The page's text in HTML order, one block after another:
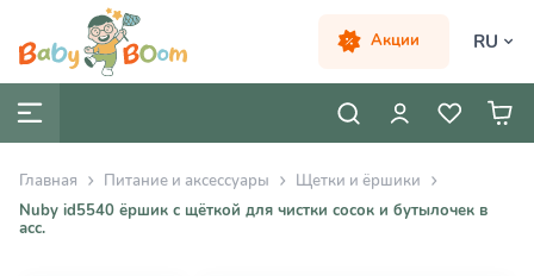
Акции RU
Главная Питание и аксессуары
Щетки и ёршики
Nuby id5540 ёршик с щёткой для чистки сосок и бутылочек в
асс.